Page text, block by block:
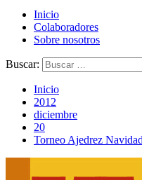
Inicio
Colaboradores
Sobre nosotros
Buscar:
Inicio
2012
diciembre
20
Torneo Ajedrez